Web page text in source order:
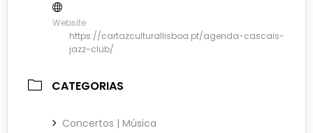
Website
https://cartazculturallisboa.pt/agenda-cascais-
jazz-club/
CATEGORIAS
Concertos | Música